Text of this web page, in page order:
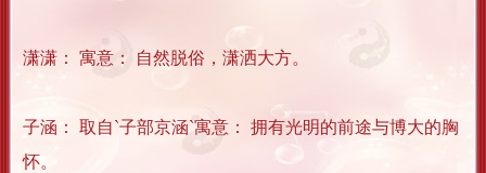
潇潇： 寓意： 自然脱俗，潇洒大方。
子涵： 取自`子部京涵`寓意： 拥有光明的前途与博大的胸
怀。